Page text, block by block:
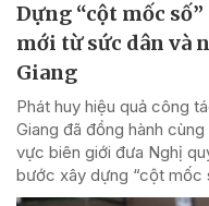
Dựng “cột mốc
mới từ sức dân và
Giang
Phát huy hiệu quả công
Giang đã đồng hành
vực biên giới đưa Nghị
bước xây dựng “cột mốc